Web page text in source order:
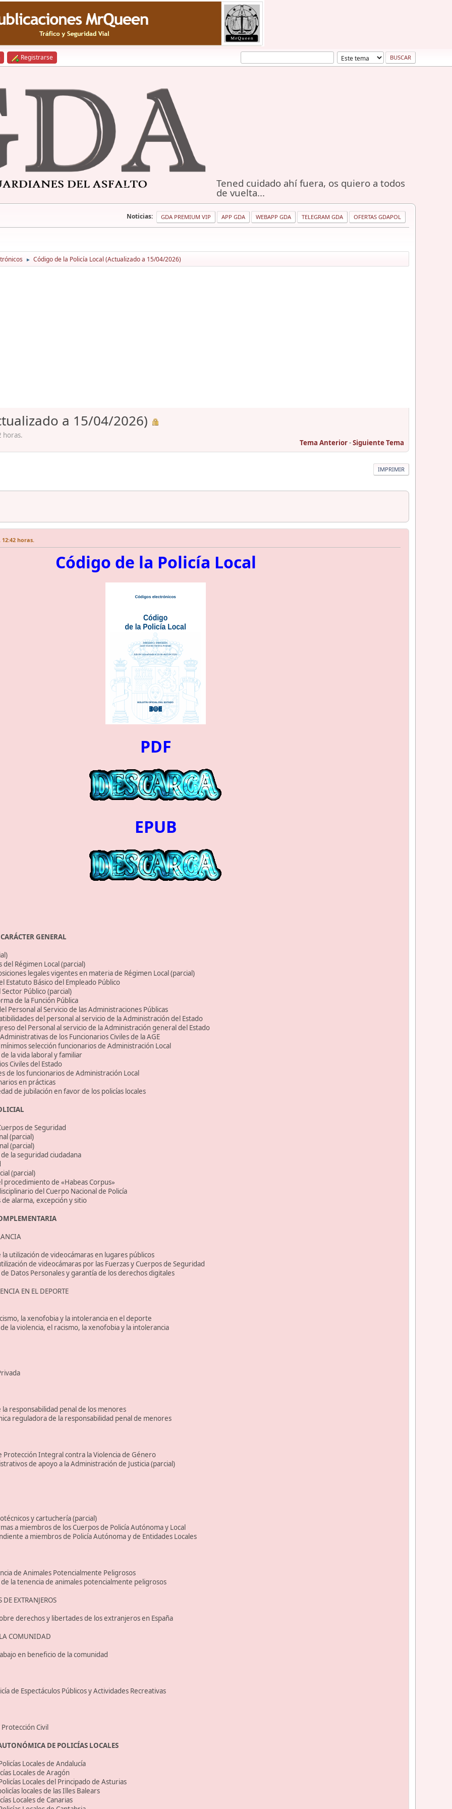
Registrarse
Tened cuidado ahí fuera, os quiero a todos
de vuelta...
Noticias: GDA PREMIUM VIP APP GDA WEBAPP GDA TELEGRAM GDA OFERTAS GDAPOL
► Código de la Policía Local (Actualizado a 15/04/2026)
a 15/04/2026)
horas.
Tema Anterior-Siguiente Tema
IMPRIMIR
12:42 horas.
Código de la Policía Local
PDF
EPUB
GENERAL
del Régimen Local (parcial)
legales vigentes en materia de Régimen Local (parcial)
Estatuto Básico del Empleado Público
Público (parcial)
de la Función Pública
Personal al Servicio de las Administraciones Públicas
del personal al servicio de la Administración del Estado
del Personal al servicio de la Administración general del Estado
de los Funcionarios Civiles de la AGE
selección funcionarios de Administración Local
la vida laboral y familiar
Civiles del Estado
de los funcionarios de Administración Local
en prácticas
de jubilación en favor de los policías locales
de Seguridad
(parcial)
(parcial)
la seguridad ciudadana
(parcial)
procedimiento de «Habeas Corpus»
del Cuerpo Nacional de Policía
alarma, excepción y sitio
utilización de videocámaras en lugares públicos
de videocámaras por las Fuerzas y Cuerpos de Seguridad
Datos Personales y garantía de los derechos digitales
EN EL DEPORTE
la xenofobia y la intolerancia en el deporte
la violencia, el racismo, la xenofobia y la intolerancia
responsabilidad penal de los menores
reguladora de la responsabilidad penal de menores
Protección Integral contra la Violencia de Género
de apoyo a la Administración de Justicia (parcial)
y cartuchería (parcial)
a miembros de los Cuerpos de Policía Autónoma y Local
a miembros de Policía Autónoma y de Entidades Locales
de Animales Potencialmente Peligrosos
la tenencia de animales potencialmente peligrosos
EXTRANJEROS
derechos y libertades de los extranjeros en España
COMUNIDAD
en beneficio de la comunidad
de Espectáculos Públicos y Actividades Recreativas
Civil
DE POLICÍAS LOCALES
Locales de Andalucía
Locales de Aragón
Locales del Principado de Asturias
locales de las Illes Balears
Locales de Canarias